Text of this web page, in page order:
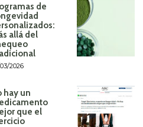
de
allá del
2026
hay un
que el